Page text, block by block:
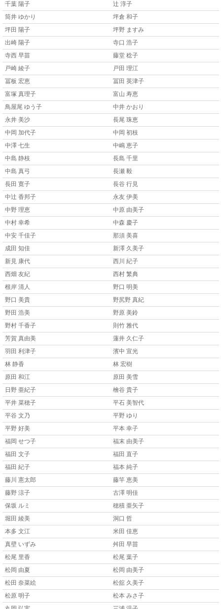
千葉 陽子
辻 淳子
筒井 ゆかり
坪倉 和子
坪田 陽子
坪野 ますみ
出崎 陽子
寺口 浩子
寺西 早苗
藤堂 稔子
戸崎 綾子
戸田 理江
冨板 宏恵
冨田 英津子
富塚 真理子
富山 寿恵
鳥屋尾 ゆう子
中井 かおり
永井 美沙
長尾 珠恵
中岡 加代子
中岡 初枝
中澤 七生
中嶋 恵子
中島 静枝
長島 千里
中島 真弓
長瀬 毅
長田 寛子
長谷 行見
中辻 香邦子
永友 伊美
中野 理恵
中原 由美子
中村 幸希
中森 慶子
中安 千佳子
那須 美喜
成田 知佳
新澤 久美子
新見 康代
西川 紀子
西畑 友紀
西村 繁典
根岸 清人
野口 明美
野口 美貴
野尻野 真紀
野田 浩美
野原 美鈴
野村 千香子
則竹 雅代
芳賀 真由美
蓮井 久仁子
羽田 利津子
濱中 宣光
林 静香
林 宏樹
原田 和江
原田 美雪
日野 亜紀子
檜谷 貴子
平井 菜穂子
平石 美智代
平谷 文乃
平野 ゆり
平野 好美
平本 幸子
福岡 せつ子
福末 由美子
福田 文子
福田 直子
福田 紀子
福本 純子
藤川 憲太郎
藤竿 恵美
藤野 涼子
古澤 明佳
保坂 ルミ
穂積 亜矢子
堀田 綾美
洞口 哲
本多 文江
米田 佳恵
真壁 いずみ
舛田 早苗
松尾 里香
松尾 葉子
松岡 由夏
松岡 由美子
松田 奈菜絵
松舘 久美子
松原 明子
松本 みさ子